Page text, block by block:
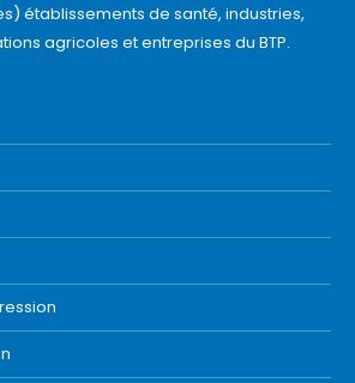
établissements de santé, industries,
agricoles et entreprises du BTP.